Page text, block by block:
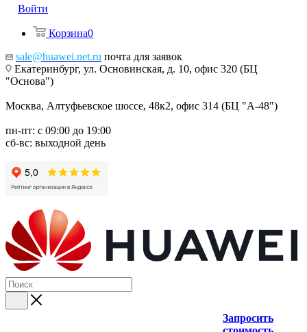
Войти
Корзина0
sale@huawei.net.ru почта для заявок
Екатеринбург, ул. Основинская, д. 10, офис 320 (БЦ
"Основа")
Москва, Алтуфьевское шоссе, 48к2, офис 314 (БЦ "А-48")
пн-пт: с 09:00 до 19:00
сб-вс: выходной день
Запросить